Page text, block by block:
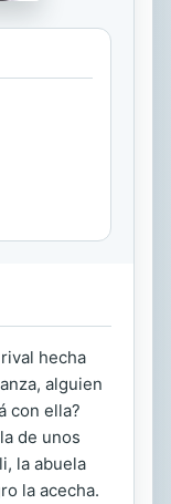
hecha
alguien
con ella?
de unos
la abuela
la acecha.